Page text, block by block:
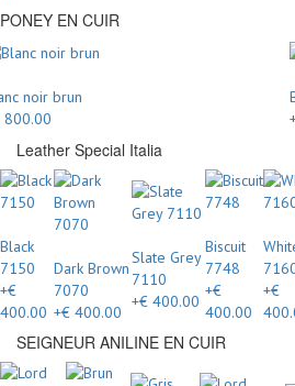
PONEY EN CUIR
noir brun
800.00
Leather Special Italia
Black
7150
+€
400.00
Dark Brown
7070
+€ 400.00
Slate Grey
7110
+€ 400.00
Biscuit
7748
+€
400.00
+€
SEIGNEUR ANILINE EN CUIR